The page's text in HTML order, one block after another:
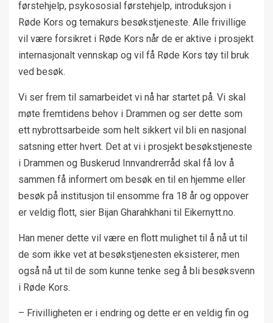
førstehjelp, psykososial førstehjelp, introduksjon i
Røde Kors og temakurs besøkstjeneste. Alle frivillige
vil være forsikret i Røde Kors når de er aktive i prosjekt
internasjonalt vennskap og vil få Røde Kors tøy til bruk
ved besøk.
Vi ser frem til samarbeidet vi nå har startet på. Vi skal
møte fremtidens behov i Drammen og ser dette som
ett nybrottsarbeide som helt sikkert vil bli en nasjonal
satsning etter hvert. Det at vi i prosjekt besøkstjeneste
i Drammen og Buskerud Innvandrerråd skal få lov å
sammen få informert om besøk en til en hjemme eller
besøk på institusjon til ensomme fra 18 år og oppover
er veldig flott, sier Bijan Gharahkhani til Eikernytt.no.
Han mener dette vil være en flott mulighet til å nå ut til
de som ikke vet at besøkstjenesten eksisterer, men
også nå ut til de som kunne tenke seg å bli besøksvenn
i Røde Kors.
– Frivilligheten er i endring og dette er en veldig fin og